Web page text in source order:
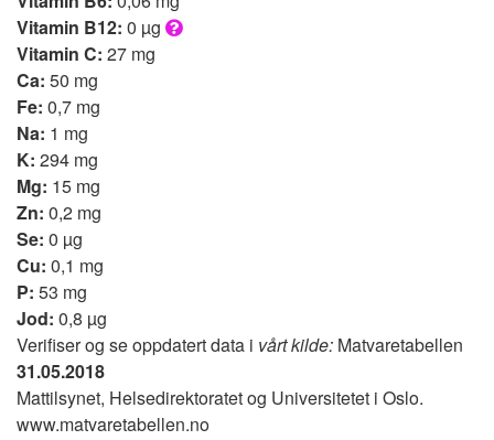
Vitamin B12: 0 µg
Vitamin C: 27 mg
Ca: 50 mg
Fe: 0,7 mg
Na: 1 mg
K: 294 mg
Mg: 15 mg
Zn: 0,2 mg
Se: 0 µg
Cu: 0,1 mg
P: 53 mg
Jod: 0,8 µg
Verifiser og se oppdatert data i vårt kilde: Matvaretabellen
31.05.2018
Mattilsynet, Helsedirektoratet og Universitetet i Oslo.
www.matvaretabellen.no